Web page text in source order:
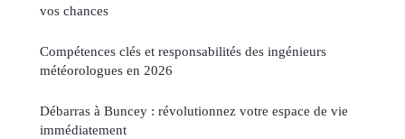
vos chances
Compétences clés et responsabilités des ingénieurs
météorologues en 2026
Débarras à Buncey : révolutionnez votre espace de vie
immédiatement